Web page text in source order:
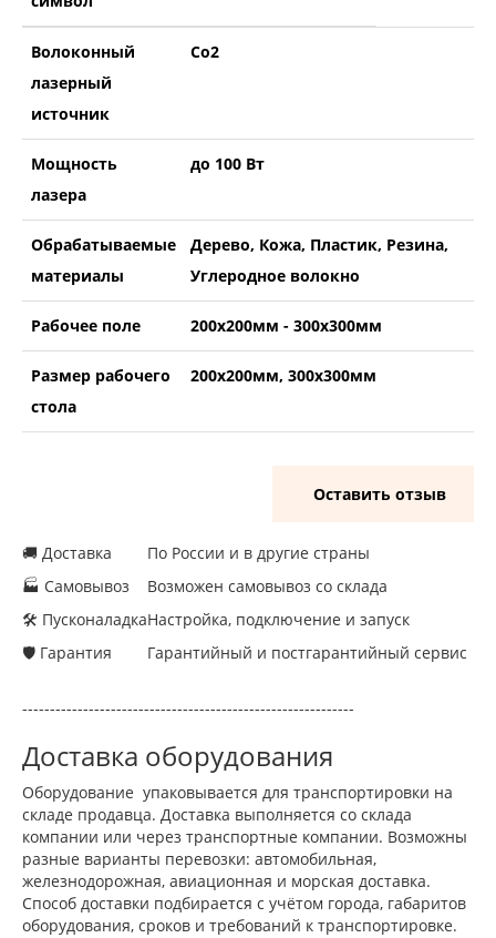
Волоконный
лазерный
источник
Co2
Мощность
лазера
до 100 Вт
Обрабатываемые
материалы
Дерево, Кожа, Пластик, Резина,
Углеродное волокно
Рабочее поле 200х200мм - 300х300мм
Размер рабочего
стола
200х200мм, 300х300мм
Оставить отзыв
🚚 Доставка
🏭 Самовывоз
🛠 Пусконаладка
🛡 Гарантия
По России и в другие страны
Возможен самовывоз со склада
Настройка, подключение и запуск
Гарантийный и постгарантийный сервис
------------------------------------------------------------
Доставка оборудования
Оборудование упаковывается для транспортировки на
складе продавца. Доставка выполняется со склада
компании или через транспортные компании. Возможны
разные варианты перевозки: автомобильная,
железнодорожная, авиационная и морская доставка.
Способ доставки подбирается с учётом города, габаритов
оборудования, сроков и требований к транспортировке.